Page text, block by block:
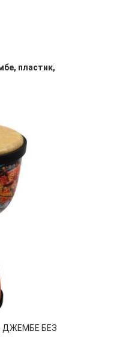
пластик,
- ДЖЕМБЕ БЕЗ